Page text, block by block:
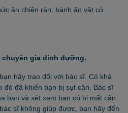
ăn chiên rán, bánh ăn vặt có
chuyên gia dinh dưỡng.
hãy trao đổi với bác sĩ. Có khả
đó đã khiến bạn bị sụt cân. Bác sĩ
bạn và xét xem bạn có bị mất cân
sĩ không giúp được, bạn hãy đến